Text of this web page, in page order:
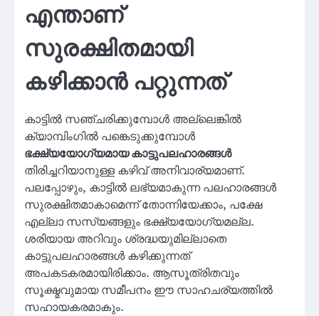
എന്താണ്
സുരക്ഷിതമായി
കഴിക്കാൻ പറ്റുന്നത്
കാട്ടിൽ സഞ്ചരിക്കുമ്പോൾ അല്ലെങ്കിൽ
ക്യാമ്പിംഗിൽ പങ്കെടുക്കുമ്പോൾ
ഭക്ഷ്യയോഗ്യമായ കാട്ടുപലഹാരങ്ങൾ
തിരിച്ചറിയാനുള്ള കഴിവ് അനിവാര്യമാണ്.
പലപ്പോഴും, കാട്ടിൽ ലഭ്യമാകുന്ന പലഹാരങ്ങൾ
സുരക്ഷിതമാകാമെന്ന് തോന്നിയേക്കാം, പക്ഷേ
എല്ലാ സസ്യങ്ങളും ഭക്ഷ്യയോഗ്യമല്ല.
ശരിയായ അറിവും ശ്രദ്ധയുമില്ലാതെ
കാട്ടുപലഹാരങ്ങൾ കഴിക്കുന്നത്
അപകടകരമായിരിക്കാം. ആസൂത്രിതവും
സൂക്ഷ്മവുമായ സമീപനം ഈ സാഹചര്യത്തിൽ
സഹായകരമാകും.